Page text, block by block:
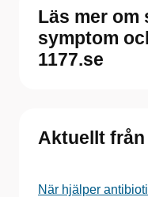
Läs mer om
symptom
1177.se
Aktuellt
När hjälper